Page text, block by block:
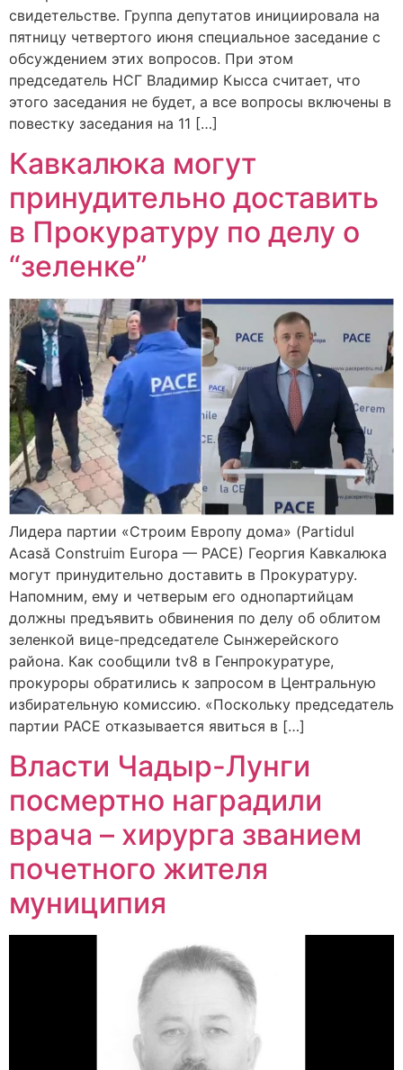
свидетельстве. Группа депутатов инициировала на
пятницу четвертого июня специальное заседание с
обсуждением этих вопросов. При этом
председатель НСГ Владимир Кысса считает, что
этого заседания не будет, а все вопросы включены в
повестку заседания на 11 […]
Кавкалюка могут
принудительно доставить
в Прокуратуру по делу о
“зеленке”
Лидера партии «Строим Европу дома» (Partidul
Acasă Construim Europa — PACE) Георгия Кавкалюка
могут принудительно доставить в Прокуратуру.
Напомним, ему и четверым его однопартийцам
должны предъявить обвинения по делу об облитом
зеленкой вице-председателе Сынжерейского
района. Как сообщили tv8 в Генпрокуратуре,
прокуроры обратились к запросом в Центральную
избирательную комиссию. «Поскольку председатель
партии PACE отказывается явиться в […]
Власти Чадыр-Лунги
посмертно наградили
врача – хирурга званием
почетного жителя
муниципия